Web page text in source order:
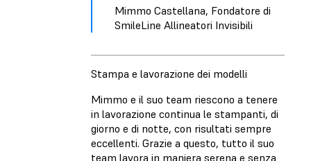
Mimmo Castellana, Fondatore di
SmileLine Allineatori Invisibili
Stampa e lavorazione dei modelli
Mimmo e il suo team riescono a tenere
in lavorazione continua le stampanti, di
giorno e di notte, con risultati sempre
eccellenti. Grazie a questo, tutto il suo
team lavora in maniera serena e senza